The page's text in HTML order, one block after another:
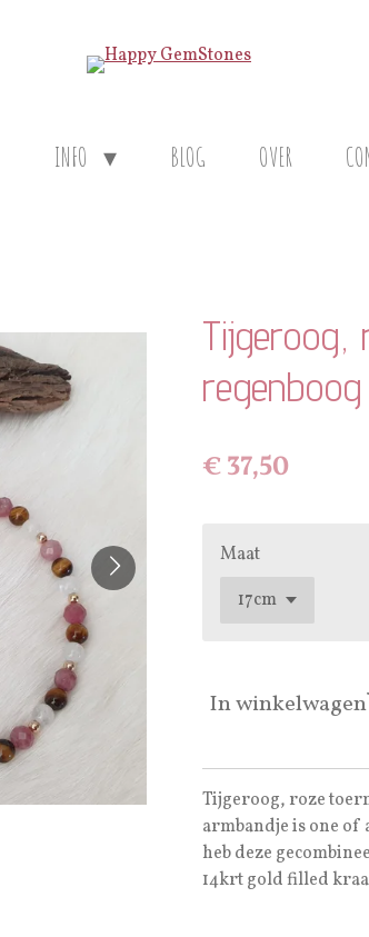
INFO BLOG OVER
Tijgeroog,
€ 37,50
Maat
In winkelwagen
Tijgeroog, roze
armbandje is one
heb deze
14krt gold filled